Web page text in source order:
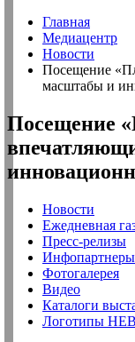
Главная
Медиацентр
Новости
Посещение
масштабы и
Посещение
Новости
Ежедневная
Пресс-релизы
Инфопартнеры
Фотогалерея
Видео
Каталоги
Логотипы